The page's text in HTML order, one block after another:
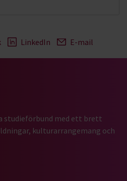
LinkedIn E-mail
studieförbund med ett brett
kulturarrangemang och